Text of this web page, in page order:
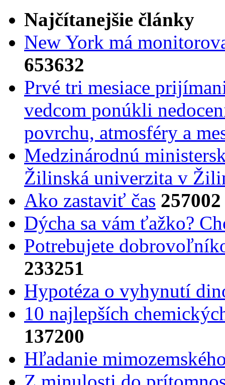
Najčítanejšie články
New York má
653632
Prvé tri mesiace
vedcom ponúkli
povrchu, atmosféry a
Medzinárodnú
Žilinská univerzita v
Ako zastaviť čas 257002
Dýcha sa vám ťažko?
Potrebujet​e
233251
Hypotéza o vyhynutí
10 najlepších
137200
Hľadanie